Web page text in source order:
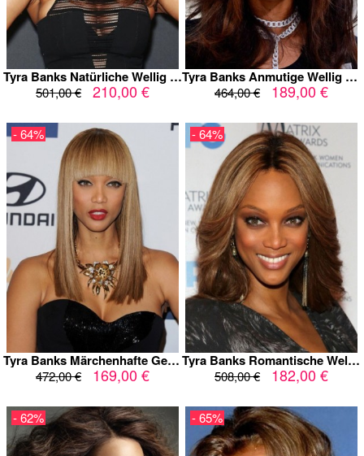
Tyra Banks Natürliche Wellig Spitzefront Echthaar Perücke
501,00 € 210,00 €
Tyra Banks Anmutige Wellig Spitzefront Echthaar Perücke
464,00 € 189,00 €
Tyra Banks Märchenhafte Gerade Kappenlos Echthaar Perücke
472,00 € 169,00 €
- 64%
Tyra Banks Romantische Wellig Spitzefront Echthaar Perücke
508,00 € 182,00 €
- 64%
- 62% - 65%